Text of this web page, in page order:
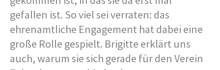
gefallen ist. So viel sei verraten: das
ehrenamtliche Engagement hat dabei eine
große Rolle gespielt. Brigitte erklärt uns
auch, warum sie sich gerade für den Verein